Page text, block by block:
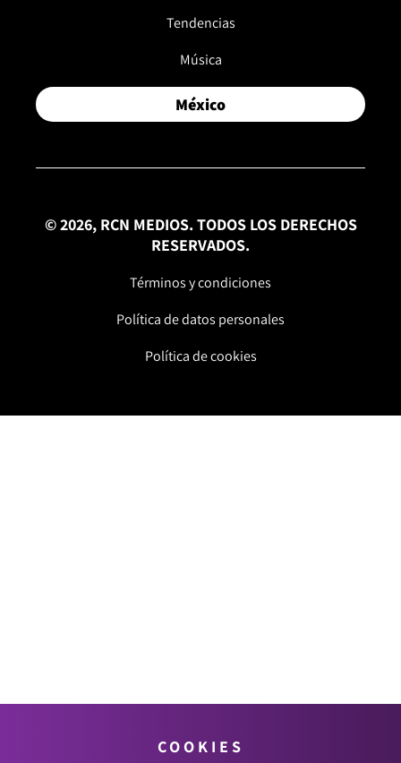
Tendencias
Música
México
© 2026, RCN MEDIOS. TODOS LOS DERECHOS
RESERVADOS.
Términos y condiciones
Política de datos personales
Política de cookies
COOKIES